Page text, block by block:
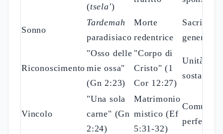
(tsela')
Sonno
Tardemah
paradisiaco
Morte
redentrice
Sacrificio
Riconoscimento
"Osso delle
mie ossa"
(Gn 2:23)
"Corpo di
Cristo" (1
Cor 12:27)
Unità
Vincolo
"Una sola
carne" (Gn
2:24)
Matrimonio
mistico (Ef
5:31-32)
perfetta